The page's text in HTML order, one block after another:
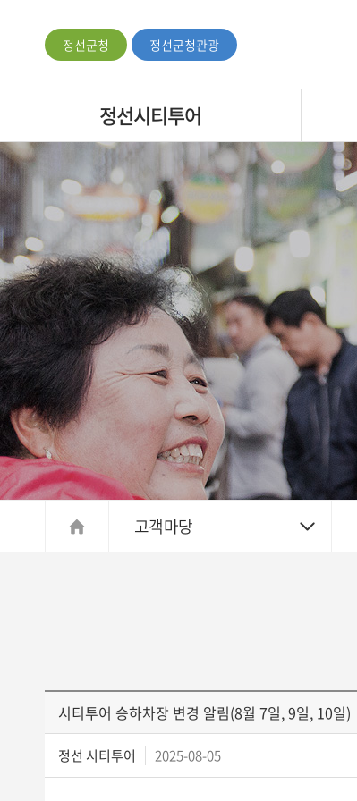
정선군청 정선군청관광
정선시티투어
고객마당
시티투어 승하차장 변경 알림(8월 7일, 9일, 10일)
정선 시티투어 2025-08-05